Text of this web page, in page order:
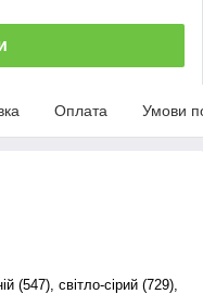
Оплата Умови
(547), світло-сірий (729),